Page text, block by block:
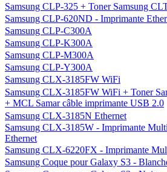
Samsung CLP-325 + Toner Samsung
Samsung CLP-620ND - Imprimante
Samsung CLP-C300A
Samsung CLP-K300A
Samsung CLP-M300A
Samsung CLP-Y300A
Samsung CLX-3185FW WiFi
Samsung CLX-3185FW WiFi + Toner
+ MCL Samar câble imprimante USB 2.0
Samsung CLX-3185N Ethernet
Samsung CLX-3185W - Imprimante
Ethernet
Samsung CLX-6220FX - Imprimante
Samsung Coque pour Galaxy S3 -